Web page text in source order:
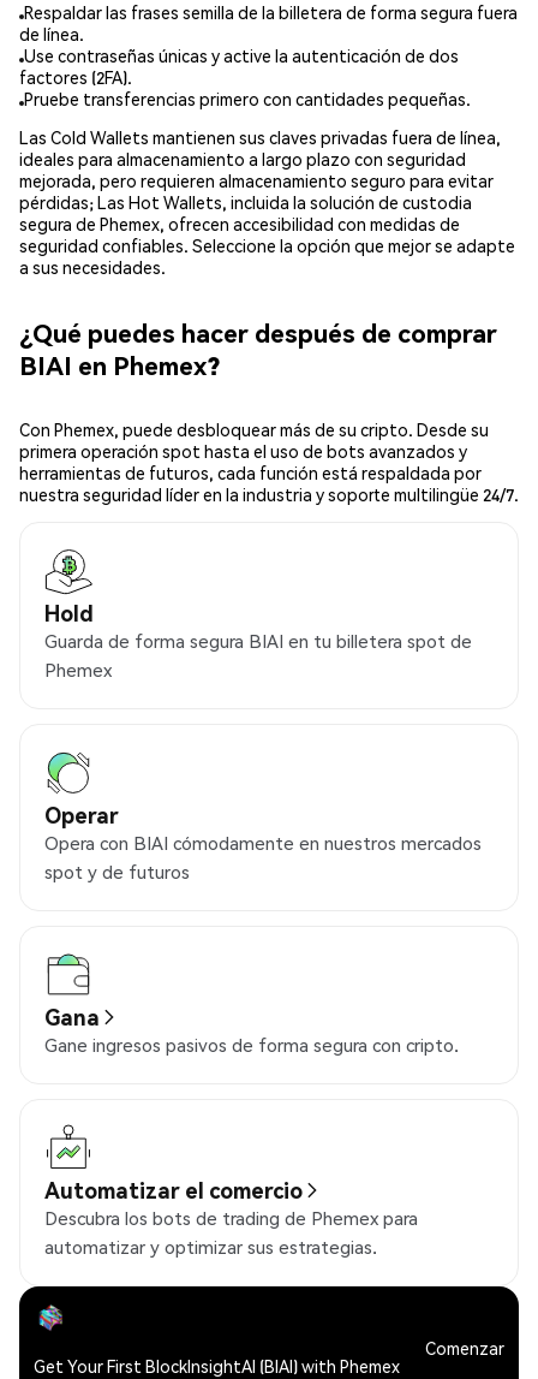
Respaldar las frases semilla de la billetera de forma segura fuera
de línea.
Use contraseñas únicas y active la autenticación de dos
factores (2FA).
Pruebe transferencias primero con cantidades pequeñas.
Las Cold Wallets mantienen sus claves privadas fuera de línea,
ideales para almacenamiento a largo plazo con seguridad
mejorada, pero requieren almacenamiento seguro para evitar
pérdidas; Las Hot Wallets, incluida la solución de custodia
segura de Phemex, ofrecen accesibilidad con medidas de
seguridad confiables. Seleccione la opción que mejor se adapte
a sus necesidades.
¿Qué puedes hacer después de comprar
BIAI en Phemex?
Con Phemex, puede desbloquear más de su cripto. Desde su
primera operación spot hasta el uso de bots avanzados y
herramientas de futuros, cada función está respaldada por
nuestra seguridad líder en la industria y soporte multilingüe 24/7.
Hold
Guarda de forma segura BIAI en tu billetera spot de
Phemex
Operar
Opera con BIAI cómodamente en nuestros mercados
spot y de futuros
Gana
Gane ingresos pasivos de forma segura con cripto.
Automatizar el comercio
Descubra los bots de trading de Phemex para
automatizar y optimizar sus estrategias.
Get Your First BlockInsightAI (BIAI) with Phemex
Comenzar